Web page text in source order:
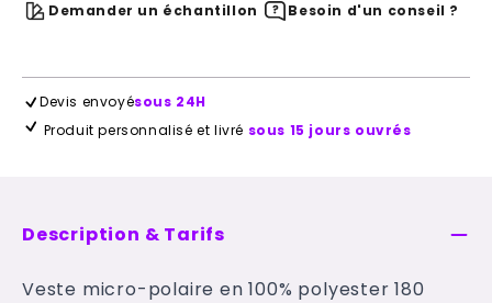
Demander un échantillon Besoin d'un conseil ?
Devis envoyésous 24H
Produit personnalisé et livré sous 15 jours ouvrés
Description & Tarifs
Veste micro-polaire en 100% polyester 180